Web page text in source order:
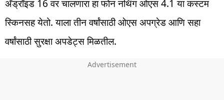
अँड्रॉइड 16 वर चालणारा हा फोन नथिंग ओएस 4.1 या कस्टम
स्किनसह येतो. याला तीन वर्षांसाठी ओएस अपग्रेड आणि सहा
वर्षांसाठी सुरक्षा अपडेट्स मिळतील.